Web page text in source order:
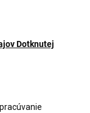
Dotknutej